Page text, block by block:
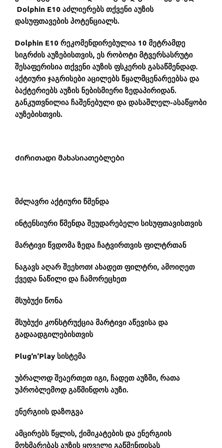
Dolphin E10 აძლიერებს თქვენი აუზის
დასუფთავების პოტენციალს.
Dolphin E10 რეკომენდირებულია 10 მეტრამდე
სიგრძის აუზებისთვის, ეს რობოტი მტვერსასრუტი
შესაფერისია თქვენი აუზის ფსკერის გასაწმენდად.
აქტიური ჯაგრისები აცილებს წყალმცენარეებსა და
ბაქტერიებს აუზის ნებისმიერი ზედაპირიდან.
განკუთვნილია ჩაშენებული და დასაშლელ-ასაწყობი
აუზებისთვის.
Ძირითადი მახასიათებლები
მძლავრი აქტიური წმენდა
ინტენსიური წმენდა შეუდარებელი სისუფთავისთვის
მარტივი წვდომა ზედა ჩატვირთვის ფილტრთან
ნაგავს აღარ შეეხოთ! ახადეთ ფილტრი, ამოიღეთ
ქვედა ნაწილი და ჩამორეცხეთ
მსუბუქი წონა
მსუბუქი კონსტრუქცია მარტივი აწევისა და
გადაადგილებისთვის
Plug’n’Play სისტემა
უბრალოდ შეაერთეთ იგი, ჩადეთ აუზში, რათა
უპრობლემოდ გაწმინდოს აუზი.
ენერგიის დაზოგვა
ამცირებს წყლის, ქიმიკატების და ენერგიის
მოხმარებას აუზის ყოველი გაწმენდისას